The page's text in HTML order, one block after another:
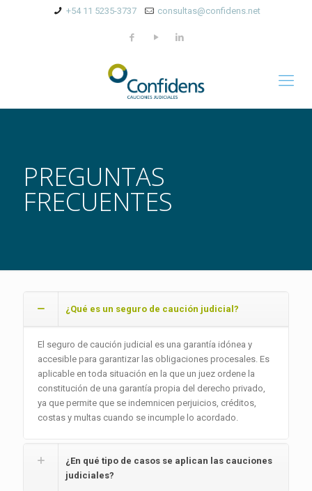
+54 11 5235-3737 consultas@confidens.net
PREGUNTAS
FRECUENTES
¿Qué es un seguro de caución judicial?
El seguro de caución judicial es una garantía idónea y
accesible para garantizar las obligaciones procesales. Es
aplicable en toda situación en la que un juez ordene la
constitución de una garantía propia del derecho privado,
ya que permite que se indemnicen perjuicios, créditos,
costas y multas cuando se incumple lo acordado.
¿En qué tipo de casos se aplican las cauciones
judiciales?